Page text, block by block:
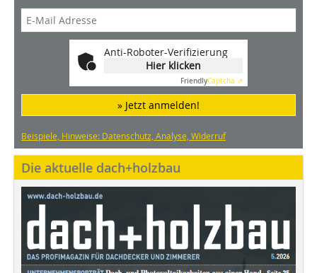
Anti-Roboter-Verifizierung
Hier klicken
FriendlyCaptcha ⇗
» Jetzt anmelden!
Beispiele, Hinweise: Datenschutz, Analyse, Widerruf
Die aktuelle dach+holzbau